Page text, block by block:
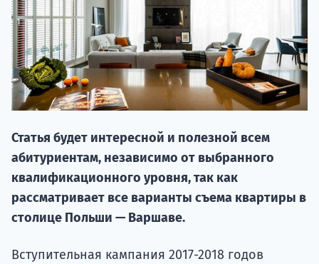
Статья будет интересной и полезной всем
абитуриентам, независимо от выбранного
квалификационного уровня, так как
рассматривает все варианты съема квартиры в
столице Польши — Варшаве.
Вступительная кампания 2017-2018 годов
НАБОР